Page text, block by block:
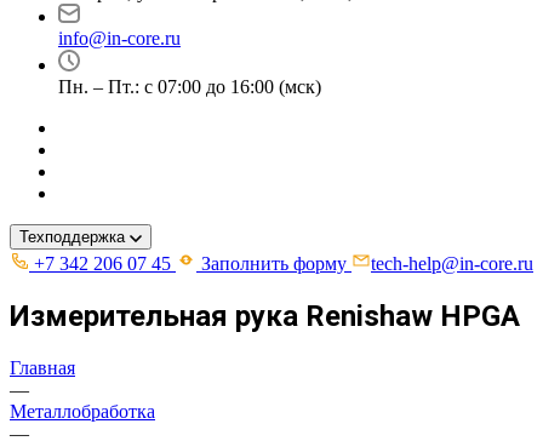
info@in-core.ru
Пн. – Пт.: с 07:00 до 16:00 (мск)
Техподдержка
+7 342 206 07 45 Заполнить форму tech-help@in-core.ru
Измерительная рука Renishaw HPGA
Главная
—
Металлобработка
—